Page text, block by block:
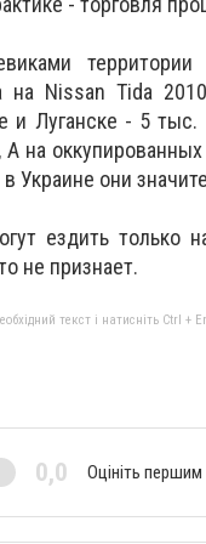
на Nissan Tida
и Луганске - 5
на оккупированных
Украине они
ездить только
не признает.
текст і натисніть Ctrl +
0,0 Оцініть першим